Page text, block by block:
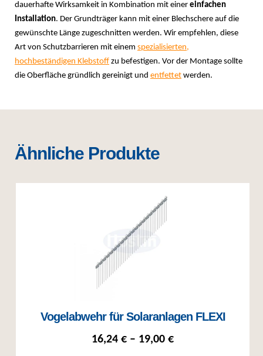
dauerhafte Wirksamkeit in Kombination mit einer einfachen
Installation. Der Grundträger kann mit einer Blechschere auf die
gewünschte Länge zugeschnitten werden. Wir empfehlen, diese
Art von Schutzbarrieren mit einem spezialisierten,
hochbeständigen Klebstoff zu befestigen. Vor der Montage sollte
die Oberfläche gründlich gereinigt und entfettet werden.
Ähnliche Produkte
Vogelabwehr für Solaranlagen FLEXI
16,24 € – 19,00 €Preisspanne: